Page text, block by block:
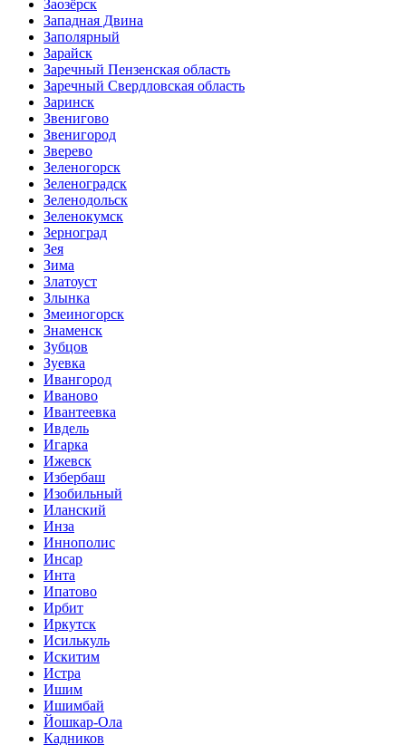
Заозёрск
Западная Двина
Заполярный
Зарайск
Заречный Пензенская область
Заречный Свердловская область
Заринск
Звенигово
Звенигород
Зверево
Зеленогорск
Зеленоградск
Зеленодольск
Зеленокумск
Зерноград
Зея
Зима
Златоуст
Злынка
Змеиногорск
Знаменск
Зубцов
Зуевка
Ивангород
Иваново
Ивантеевка
Ивдель
Игарка
Ижевск
Избербаш
Изобильный
Иланский
Инза
Иннополис
Инсар
Инта
Ипатово
Ирбит
Иркутск
Исилькуль
Искитим
Истра
Ишим
Ишимбай
Йошкар-Ола
Кадников